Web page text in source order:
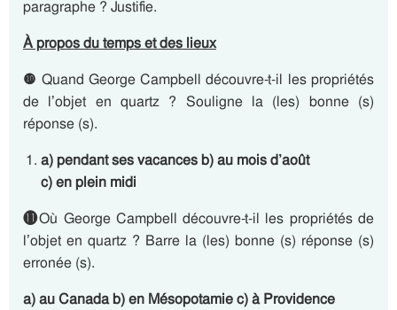
paragraphe ? Justifie.
À propos du temps et des lieux
❿ Quand George Campbell découvre-t-il les propriétés
de l’objet en quartz ? Souligne la (les) bonne (s)
réponse (s).
a) pendant ses vacances b) au mois d’août
c) en plein midi
⓫Où George Campbell découvre-t-il les propriétés de
l’objet en quartz ? Barre la (les) bonne (s) réponse (s)
erronée (s).
a) au Canada b) en Mésopotamie c) à Providence